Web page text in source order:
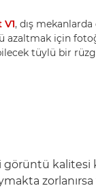
, dış
azaltmak için
tüylü bir
görüntü kalitesi